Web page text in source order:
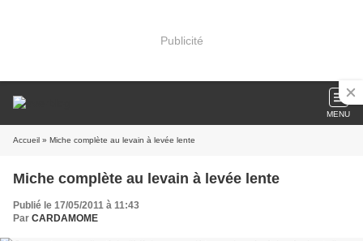
Publicité
MENU
Accueil » Miche complète au levain à levée lente
Miche complète au levain à levée lente
Publié le 17/05/2011 à 11:43
Par CARDAMOME